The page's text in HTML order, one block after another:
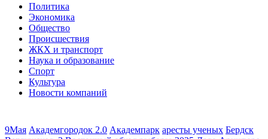
Политика
Экономика
Общество
Происшествия
ЖКХ и транспорт
Наука и образование
Спорт
Культура
Новости компаний
9Мая Академгородок 2.0 Академпарк аресты ученых Бердск